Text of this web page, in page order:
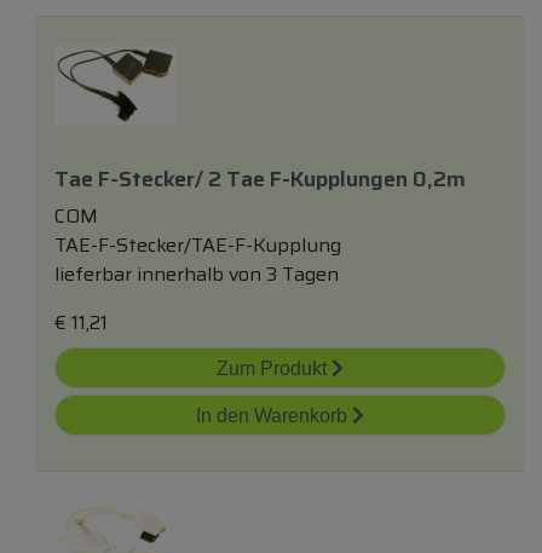
Tae F-Stecker/ 2 Tae F-Kupplungen 0,2m
COM
TAE-F-Stecker/TAE-F-Kupplung
lieferbar innerhalb von 3 Tagen
€ 11,21
Zum Produkt
In den Warenkorb